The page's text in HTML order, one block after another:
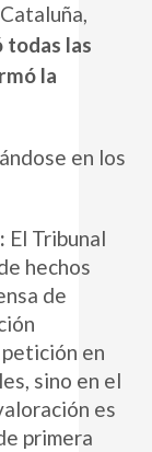
todas las
la
en los
El Tribunal
hechos
de
en
sino en el
es
primera